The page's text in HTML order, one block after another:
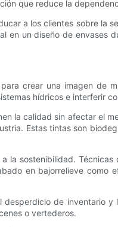
que reduce la
a los clientes sobre la
en un diseño de envases
crear una imagen de
hídricos e interferir
la calidad sin afectar el
Estas tintas son
sostenibilidad. Técnicas
en bajorrelieve como
de inventario
o vertederos.